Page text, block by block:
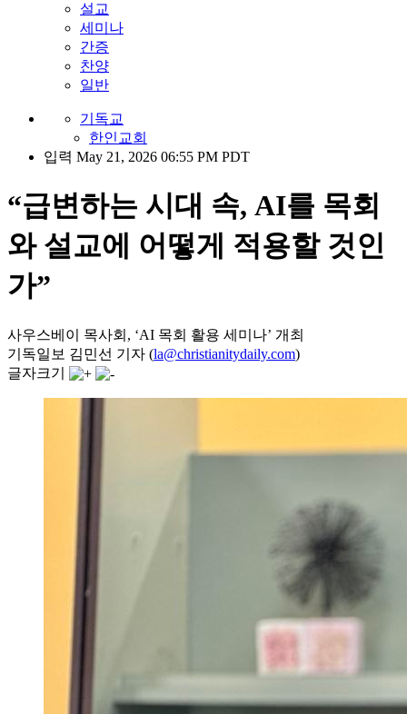
설교
세미나
간증
찬양
일반
기독교
한인교회
입력 May 21, 2026 06:55 PM PDT
“급변하는 시대 속, AI를 목회
와 설교에 어떻게 적용할 것인
가”
사우스베이 목사회, ‘AI 목회 활용 세미나’ 개최
기독일보 김민선 기자 (la@christianitydaily.com)
글자크기